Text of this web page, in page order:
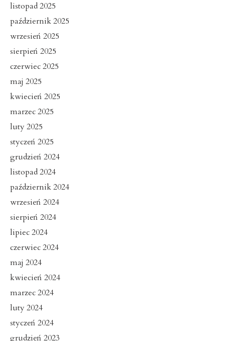
listopad 2025
październik 2025
wrzesień 2025
sierpień 2025
czerwiec 2025
maj 2025
kwiecień 2025
marzec 2025
luty 2025
styczeń 2025
grudzień 2024
listopad 2024
październik 2024
wrzesień 2024
sierpień 2024
lipiec 2024
czerwiec 2024
maj 2024
kwiecień 2024
marzec 2024
luty 2024
styczeń 2024
grudzień 2023